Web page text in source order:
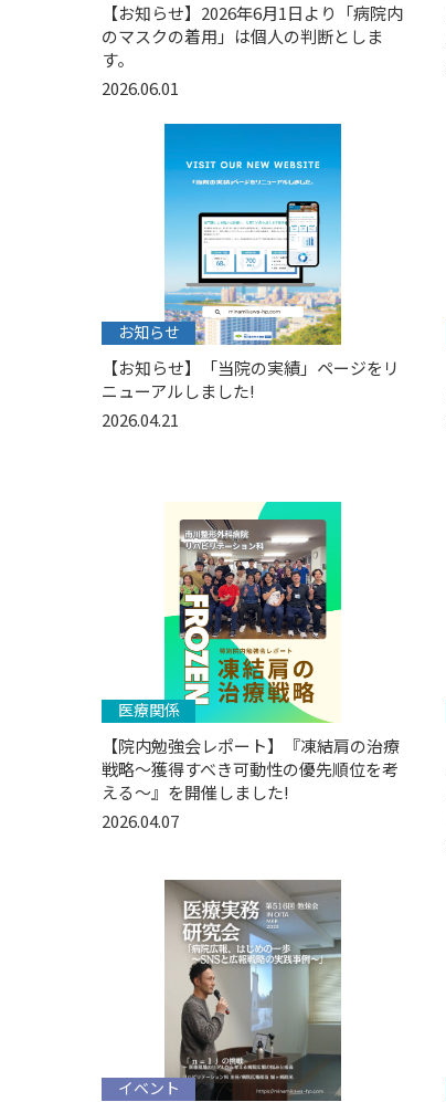
【お知らせ】2026年6月1日より「病院内
のマスクの着用」は個人の判断としま
す。
2026.06.01
お知らせ
【お知らせ】「当院の実績」ページをリ
ニューアルしました!
2026.04.21
医療関係
【院内勉強会レポート】『凍結肩の治療
戦略〜獲得すべき可動性の優先順位を考
える〜』を開催しました!
2026.04.07
イベント